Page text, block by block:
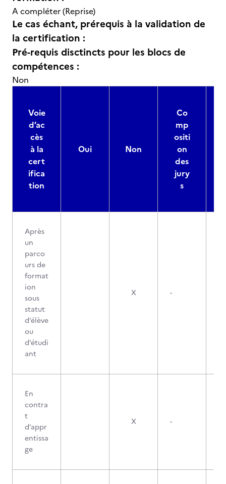
A compléter (Reprise)
Le cas échant, prérequis à la validation de
la certification :
Pré-requis disctincts pour les blocs de
compétences :
Non
Voie
d’ac
cès
à la
cert
ifica
tion
Oui Non
Co
mp
ositi
on
des
jury
s
Après
un
parco
urs de
format
ion
sous
statut
d’élève
ou
d’étudi
ant
X -
En
contra
t
d’appr
entissa
ge
X -